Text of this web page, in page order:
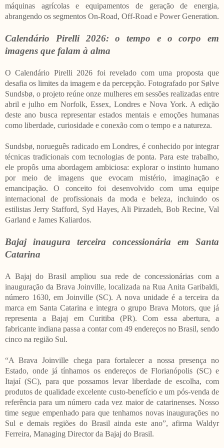
máquinas agrícolas e equipamentos de geração de energia,
abrangendo os segmentos On-Road, Off-Road e Power Generation.
Calendário Pirelli 2026: o tempo e o corpo em
imagens que falam à alma
O Calendário Pirelli 2026 foi revelado com uma proposta que
desafia os limites da imagem e da percepção. Fotografado por Sølve
Sundsbø, o projeto reúne onze mulheres em sessões realizadas entre
abril e julho em Norfolk, Essex, Londres e Nova York. A edição
deste ano busca representar estados mentais e emoções humanas
como liberdade, curiosidade e conexão com o tempo e a natureza.
Sundsbø, norueguês radicado em Londres, é conhecido por integrar
técnicas tradicionais com tecnologias de ponta. Para este trabalho,
ele propôs uma abordagem ambiciosa: explorar o instinto humano
por meio de imagens que evocam mistério, imaginação e
emancipação. O conceito foi desenvolvido com uma equipe
internacional de profissionais da moda e beleza, incluindo os
estilistas Jerry Stafford, Syd Hayes, Ali Pirzadeh, Bob Recine, Val
Garland e James Kaliardos.
Bajaj inaugura terceira concessionária em Santa
Catarina
A Bajaj do Brasil ampliou sua rede de concessionárias com a
inauguração da Brava Joinville, localizada na Rua Anita Garibaldi,
número 1630, em Joinville (SC). A nova unidade é a terceira da
marca em Santa Catarina e integra o grupo Brava Motors, que já
representa a Bajaj em Curitiba (PR). Com essa abertura, a
fabricante indiana passa a contar com 49 endereços no Brasil, sendo
cinco na região Sul.
“A Brava Joinville chega para fortalecer a nossa presença no
Estado, onde já tínhamos os endereços de Florianópolis (SC) e
Itajaí (SC), para que possamos levar liberdade de escolha, com
produtos de qualidade excelente custo-benefício e um pós-venda de
referência para um número cada vez maior de catarinenses. Nosso
time segue empenhado para que tenhamos novas inaugurações no
Sul e demais regiões do Brasil ainda este ano”, afirma Waldyr
Ferreira, Managing Director da Bajaj do Brasil.